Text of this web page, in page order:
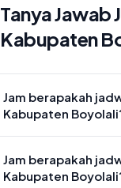
Tanya Jawab
Kabupaten
Jam berapakah
Kabupaten
Jam berapakah
Kabupaten